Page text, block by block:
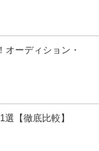
オーディション・
【徹底比較】